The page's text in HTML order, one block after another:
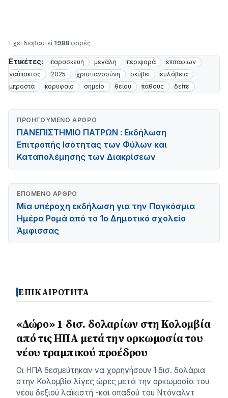
Έχει διαβαστεί 1988 φορές
Ετικέτες: παρασκευή μεγάλη περιφορά
επιταφίων
ναύπακτος
2025 χριστιανοσύνη σκύβει
ευλάβεια
μπροστά
κορυφαίο σημείο θείου πάθους δείτε
ΠΡΟΗΓΟΎΜΕΝΟ ΆΡΘΡΟ
ΠΑΝΕΠΙΣΤΗΜΙΟ ΠΑΤΡΩΝ : Εκδήλωση
Επιτροπής Ισότητας των Φύλων και
Καταπολέμησης των Διακρίσεων
ΕΠΌΜΕΝΟ ΆΡΘΡΟ
Μία υπέροχη εκδήλωση για την Παγκόσμια
Ημέρα Ρομά από το 1ο Δημοτικό σχολείο
Άμφισσας
ΕΠΙΚΑΙΡΟΤΗΤΑ
«Δώρο» 1 δισ. δολαρίων στη Κολομβία
από τις ΗΠΑ μετά την ορκωμοσία του
νέου τραμπικού προέδρου
Οι ΗΠΑ δεσμεύτηκαν να χορηγήσουν 1 δισ. δολάρια
στην Κολομβία λίγες ώρες μετά την ορκωμοσία του
νέου δεξιού λαϊκιστή -και οπαδού του Ντόναλντ